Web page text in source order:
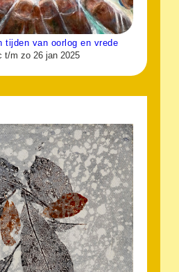
tijden van oorlog en vrede
t/m zo 26 jan 2025